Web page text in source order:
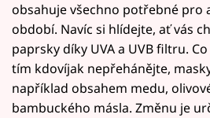
obsahuje všechno potřebné pro
období. Navíc si hlídejte, ať vás
paprsky díky UVA a UVB filtru.
tím kdovíjak nepřehánějte,
například obsahem medu,
bambuckého másla. Změnu je